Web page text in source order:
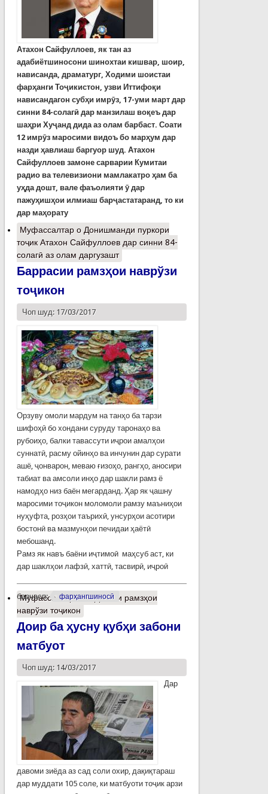
Атахон Сайфуллоев, як тан аз
адабиётшиносони шинохтаи кишвар, шоир,
нависанда, драматург, Ходими шоистаи
фарҳанги Тоҷикистон, узви Иттифоқи
нависандагон субҳи имрӯз, 17-уми март дар
синни 84-солагӣ дар манзилаш воқеъ дар
шаҳри Хуҷанд дида аз олам барбаст. Соати
12 имрӯз маросими видоъ бо марҳум дар
назди ҳавлиаш баргуор шуд. Атахон
Сайфуллоев замоне сарварии Кумитаи
радио ва телевизиони мамлакатро ҳам ба
уҳда дошт, вале фаъолияти ӯ дар
пажуҳишҳои илмиаш барҷастатаранд, то ки
дар маҳорату
Муфассалтаро Донишманди пуркори
тоҷик Атахон Сайфуллоев дар синни 84-
солагӣ аз олам даргузашт
Баррасии рамзҳои наврўзи
тоҷикон
Чоп шуд: 17/03/2017
Орзуву омоли мардум на танҳо ба тарзи
шифоҳӣ бо хондани суруду таронаҳо ва
рубоиҳо, балки тавассути иҷрои амалҳои
суннатӣ, расму ойинҳо ва инчунин дар сурати
ашё, ҷонварон, меваю ғизоҳо, рангҳо, аносири
табиат ва амсоли инҳо дар шакли рамз ё
намодҳо низ баён мегарданд. Ҳар як ҷашну
маросими тоҷикон моломоли рамзу маъниҳои
нуҳуфта, розҳои таърихӣ, унсурҳои асотири
бостонӣ ва мазмунҳои печидаи ҳаётӣ
мебошанд.
Рамз як навъ баёни иҷтимоӣ маҳсуб аст, ки
дар шаклҳои лафзӣ, хаттӣ, тасвирӣ, иҷроӣ
барчасп: фарҳангшиносӣ
Муфассалтаро Баррасии рамзҳои
наврўзи тоҷикон
Доир ба ҳусну қубҳи забони
матбуот
Чоп шуд: 14/03/2017
Дар
давоми зиёда аз сад соли охир, дақиқтараш
дар муддати 105 соле, ки матбуоти тоҷик арзи